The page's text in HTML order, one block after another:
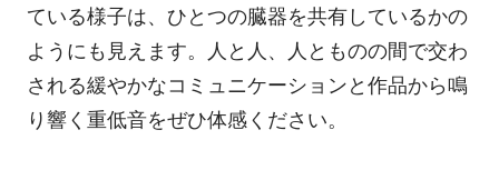
ている様子は、ひとつの臓器を共有しているかの
ようにも見えます。人と人、人とものの間で交わ
される緩やかなコミュニケーションと作品から鳴
り響く重低音をぜひ体感ください。